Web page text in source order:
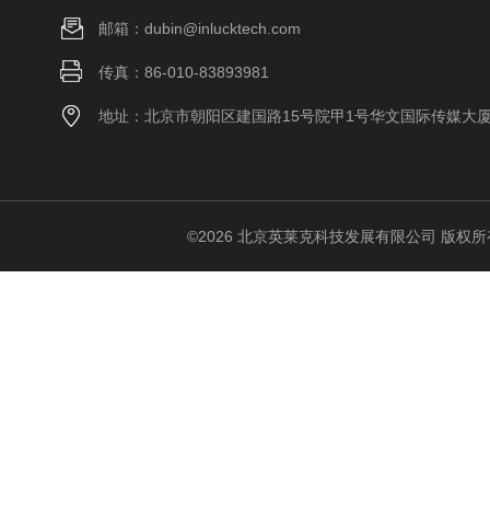
邮箱：dubin@inlucktech.com
传真：86-010-83893981
地址：北京市朝阳区建国路15号院甲1号华文国际传媒大
©2026 北京英莱克科技发展有限公司 版